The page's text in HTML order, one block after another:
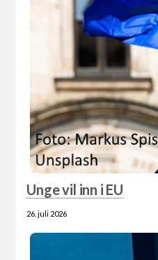
Unge vil inn i EU
26. juli 2026